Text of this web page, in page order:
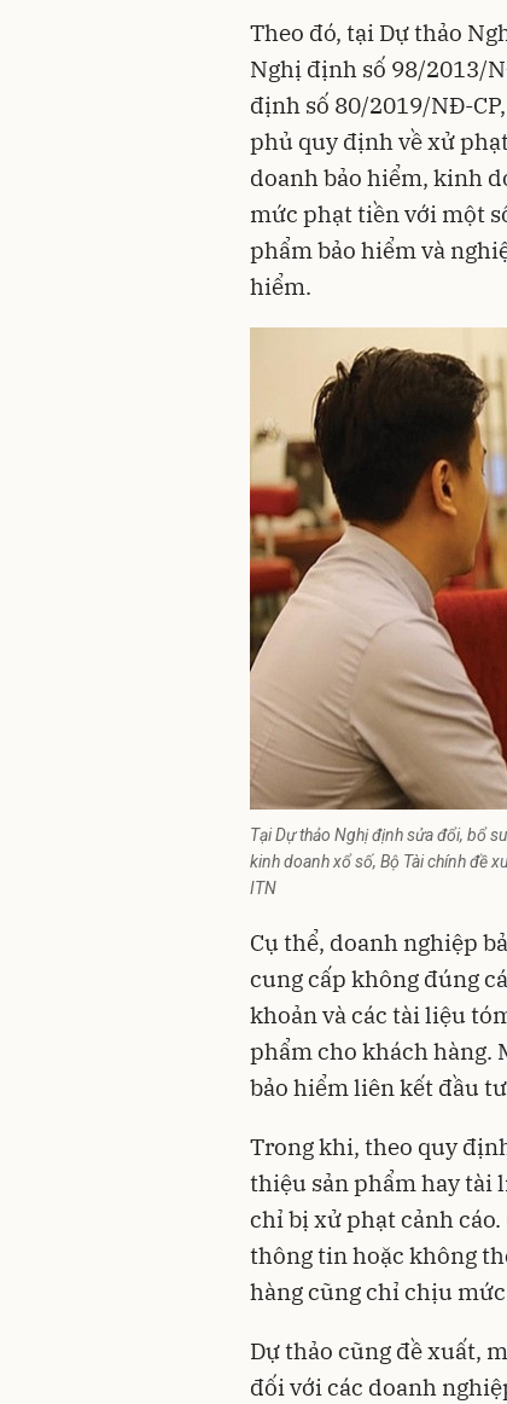
Theo đó, tại Dự thảo
Nghị định số 98/2013/
định số 80/2019/NĐ-
phủ quy định vềxử
doanh bảo hiểm, kinh
mức phạt tiền với một
phẩm bảo hiểm và
hiểm.
Tại Dự thảo Nghị định sửa đổi, bổ
kinh doanh xổ số, Bộ Tài chính đề
ITN
Cụ thể, doanh nghiệp
cung cấp không đúng
khoản và các tài liệu
phẩm cho khách hàng.
bảo hiểm liên kết đầu
Trong khi, theo quy
thiệu sản phẩm hay tài
chỉ bị xử phạt cảnh
thông tin hoặc không
hàng cũng chỉ chịu
Dự thảo cũng đề xuất,
đối với các doanh